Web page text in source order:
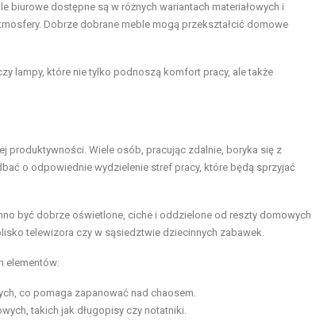
biurowe dostępne są w różnych wariantach materiałowych i
Dobrze dobrane meble mogą przekształcić domowe
lampy, które nie tylko podnoszą komfort pracy, ale także
produktywności. Wiele osób, pracując zdalnie, boryka się z
o odpowiednie wydzielenie stref pracy, które będą sprzyjać
być dobrze oświetlone, ciche i oddzielone od reszty domowych
telewizora czy w sąsiedztwie dziecinnych zabawek.
elementów:
co pomaga zapanować nad chaosem.
takich jak długopisy czy notatniki.